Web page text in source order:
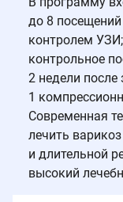
до 8
контролем УЗИ;
контрольное
2 недели после
1
Современная
лечить
и длительной
высокий